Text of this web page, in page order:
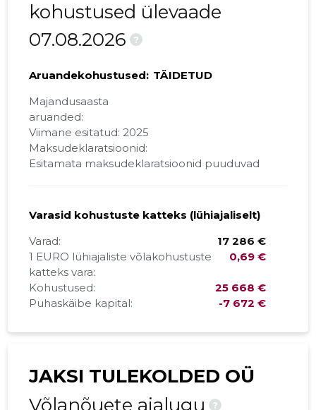
kohustused ülevaade
07.08.2026
?
Aruandekohustused: TÄIDETUD
Majandusaasta
aruanded:
Viimane esitatud: 2025
Maksudeklaratsioonid:
Esitamata maksudeklaratsioonid puuduvad
Varasid kohustuste katteks (lühiajaliselt)
Varad:
17 286 €
1 EURO lühiajaliste võlakohustuste
katteks vara:
0,69 €
Kohustused:
25 668 €
Puhaskäibe kapital:
-7 672 €
JAKSI TULEKOLDED OÜ
Võlanõuete ajalugu
?